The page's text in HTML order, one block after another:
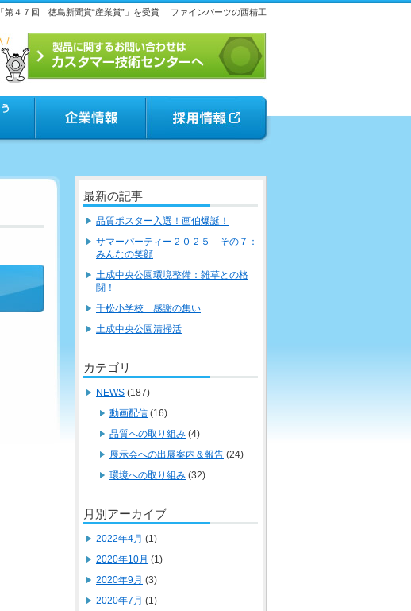
「第４７回 徳島新聞賞“産業賞”」を受賞 ファインパーツの西精工
最新の記事
品質ポスター入選！画伯爆誕！
サマーパーティー２０２５ その７：
みんなの笑顔
土成中央公園環境整備：雑草との格
闘！
千松小学校 感謝の集い
土成中央公園清掃活
カテゴリ
NEWS (187)
動画配信 (16)
品質への取り組み (4)
展示会への出展案内＆報告 (24)
環境への取り組み (32)
月別アーカイブ
2022年4月 (1)
2020年10月 (1)
2020年9月 (3)
2020年7月 (1)